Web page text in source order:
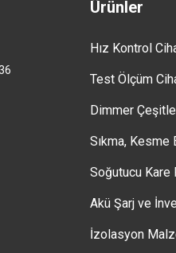
Ürünler
Hız Kontrol
Test Ölçüm
Dimmer
Sıkma, Kesme
Soğutucu Kare
Akü Şarj ve
İzolasyon